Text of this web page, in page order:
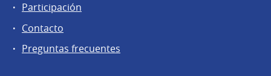
Participación
Contacto
Preguntas frecuentes